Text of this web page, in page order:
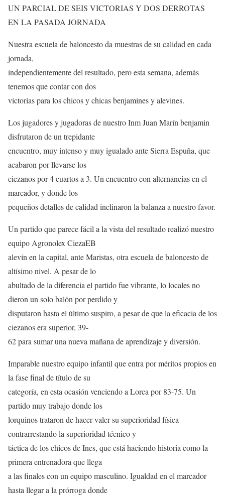
UN PARCIAL DE SEIS VICTORIAS Y DOS DERROTAS
EN LA PASADA JORNADA
Nuestra escuela de baloncesto da muestras de su calidad en cada
jornada,
independientemente del resultado, pero esta semana, además
tenemos que contar con dos
victorias para los chicos y chicas benjamines y alevines.
Los jugadores y jugadoras de nuestro Inm Juan Marín benjamin
disfrutaron de un trepidante
encuentro, muy intenso y muy igualado ante Sierra Espuña, que
acabaron por llevarse los
ciezanos por 4 cuartos a 3. Un encuentro con alternancias en el
marcador, y donde los
pequeños detalles de calidad inclinaron la balanza a nuestro favor.
Un partido que parece fácil a la vista del resultado realizó nuestro
equipo Agronolex CiezaEB
alevín en la capital, ante Maristas, otra escuela de baloncesto de
altísimo nivel. A pesar de lo
abultado de la diferencia el partido fue vibrante, lo locales no
dieron un solo balón por perdido y
disputaron hasta el último suspiro, a pesar de que la eficacia de los
ciezanos era superior, 39-
62 para sumar una nueva mañana de aprendizaje y diversión.
Imparable nuestro equipo infantil que entra por méritos propios en
la fase final de título de su
categoría, en esta ocasión venciendo a Lorca por 83-75. Un
partido muy trabajo donde los
lorquinos trataron de hacer valer su superioridad física
contrarrestando la superioridad técnico y
táctica de los chicos de Ines, que está haciendo historia como la
primera entrenadora que llega
a las finales con un equipo masculino. Igualdad en el marcador
hasta llegar a la prórroga donde